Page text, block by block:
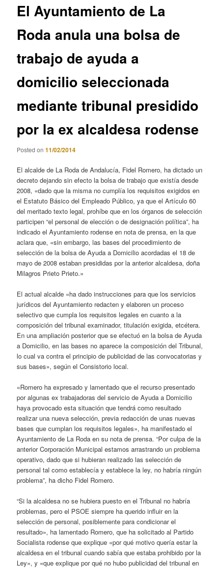
El Ayuntamiento de La
Roda anula una bolsa de
trabajo de ayuda a
domicilio seleccionada
mediante tribunal presidido
por la ex alcaldesa rodense
Posted on11/02/2014
El alcalde de La Roda de Andalucía, Fidel Romero, ha dictado un
decreto dejando sin efecto la bolsa de trabajo que existía desde
2008, «dado que la misma no cumplía los requisitos exigidos en
el Estatuto Básico del Empleado Público, ya que el Artículo 60
del meritado texto legal, prohíbe que en los órganos de selección
participen “el personal de elección o de designación política”, ha
indicado el Ayuntamiento rodense en nota de prensa, en la que
aclara que, «sin embargo, las bases del procedimiento de
selección de la bolsa de Ayuda a Domicilio acordadas el 18 de
mayo de 2008 estaban presididas por la anterior alcaldesa, doña
Milagros Prieto Prieto.»
El actual alcalde «ha dado instrucciones para que los servicios
jurídicos del Ayuntamiento redacten y elaboren un proceso
selectivo que cumpla los requisitos legales en cuanto a la
composición del tribunal examinador, titulación exigida, etcétera.
En una ampliación posterior que se efectuó en la bolsa de Ayuda
a Domicilio, en las bases no aparece la composición del Tribunal,
lo cual va contra el principio de publicidad de las convocatorias y
sus bases», según el Consistorio local.
«Romero ha expresado y lamentado que el recurso presentado
por algunas ex trabajadoras del servicio de Ayuda a Domicilio
haya provocado esta situación que tendrá como resultado
realizar una nueva selección, previa redacción de unas nuevas
bases que cumplan los requisitos legales», ha manifestado el
Ayuntamiento de La Roda en su nota de prensa. “Por culpa de la
anterior Corporación Municipal estamos arrastrando un problema
operativo, dado que si hubieran realizado las selección de
personal tal como establecía y establece la ley, no habría ningún
problema”, ha dicho Fidel Romero.
“Si la alcaldesa no se hubiera puesto en el Tribunal no habría
problemas, pero el PSOE siempre ha querido influir en la
selección de personal, posiblemente para condicionar el
resultado», ha lamentado Romero, que ha solicitado al Partido
Socialista rodense que explique «por qué motivo quería estar la
alcaldesa en el tribunal cuando sabía que estaba prohibido por la
Ley», y «que explique por qué no hubo publicidad del tribunal en